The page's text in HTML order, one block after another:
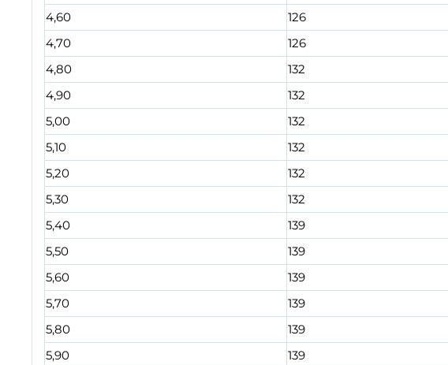
4,60
126
4,70
126
4,80
132
4,90
132
5,00
132
5,10
132
5,20
132
5,30
132
5,40
139
5,50
139
5,60
139
5,70
139
5,80
139
5,90
139